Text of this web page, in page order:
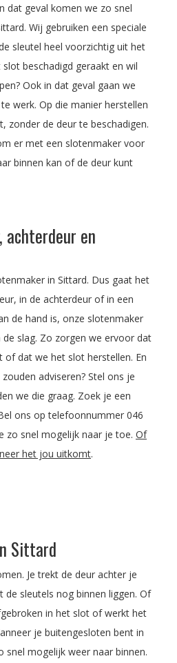
dat geval komen we zo snel
Wij gebruiken een speciale
sleutel heel voorzichtig uit het
beschadigd geraakt en wil
Ook in dat geval gaan we
werk. Op die manier herstellen
zonder de deur te beschadigen.
er met een slotenmaker voor
binnen kan of de deur kunt
achterdeur en
in Sittard. Dus gaat het
in de achterdeur of in een
de hand is, onze slotenmaker
slag. Zo zorgen we ervoor dat
of dat we het slot herstellen. En
adviseren? Stel ons je
we die graag. Zoek je een
ons op telefoonnummer 046
zo snel mogelijk naar je toe. Of
het jou uitkomt.
Sittard
Je trekt de deur achter je
sleutels nog binnen liggen. Of
in het slot of werkt het
je buitengesloten bent in
snel mogelijk weer naar binnen.